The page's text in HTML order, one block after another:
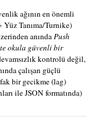
ağının en önemli
Yüz Tanıma/Turnike)
anındaPush
okula güvenli bir
kontrolü değil,
çalışan güçlü
bir gecikme (lag)
ile JSON formatında)